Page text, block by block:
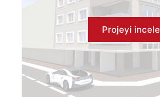
Projeyi incele